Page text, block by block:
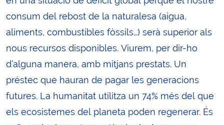
consum del rebost de la naturalesa (aigua,
aliments, combustibles fòssils…) serà superior als
nous recursos disponibles. Viurem, per dir-ho
d’alguna manera, amb mitjans prestats. Un
préstec que hauran de pagar les generacions
futures. La humanitat utilitza un 74% més del que
els ecosistemes del planeta poden regenerar. És